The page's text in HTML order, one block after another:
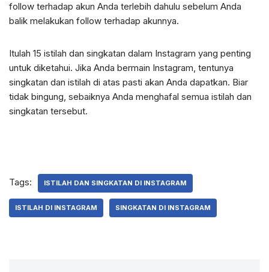
follow terhadap akun Anda terlebih dahulu sebelum Anda
balik melakukan follow terhadap akunnya.
Itulah 15 istilah dan singkatan dalam Instagram yang penting
untuk diketahui. Jika Anda bermain Instagram, tentunya
singkatan dan istilah di atas pasti akan Anda dapatkan. Biar
tidak bingung, sebaiknya Anda menghafal semua istilah dan
singkatan tersebut.
Tags: ISTILAH DAN SINGKATAN DI INSTAGRAM
ISTILAH DI INSTAGRAM SINGKATAN DI INSTAGRAM